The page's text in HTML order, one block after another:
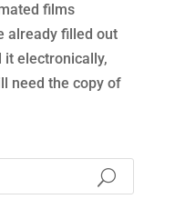
films
already filled out
electronically,
need the copy of